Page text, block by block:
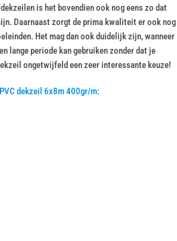
is het bovendien ook nog eens zo dat
Daarnaast zorgt de prima kwaliteit er ook nog
Het mag dan ook duidelijk zijn, wanneer
lange periode kan gebruiken zonder dat je
ongetwijfeld een zeer interessante keuze!
dekzeil 6x8m 400gr/m: